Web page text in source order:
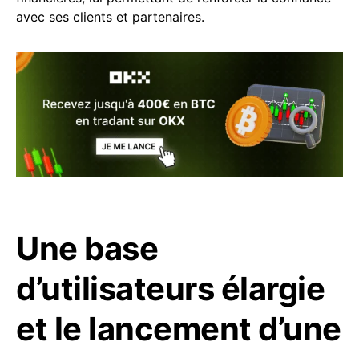
avec ses clients et partenaires.
Une base
d’utilisateurs élargie
et le lancement d’une